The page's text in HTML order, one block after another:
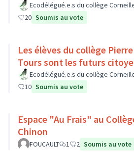
Ecodélégué.e.s du collège
20 Soumis au vote
Les élèves du collège
Tours sont les futurs
Ecodélégué.e.s du collège
10 Soumis au vote
Espace "Au Frais" au
Chinon
FOUCAULT 1 2 Soumis au vote